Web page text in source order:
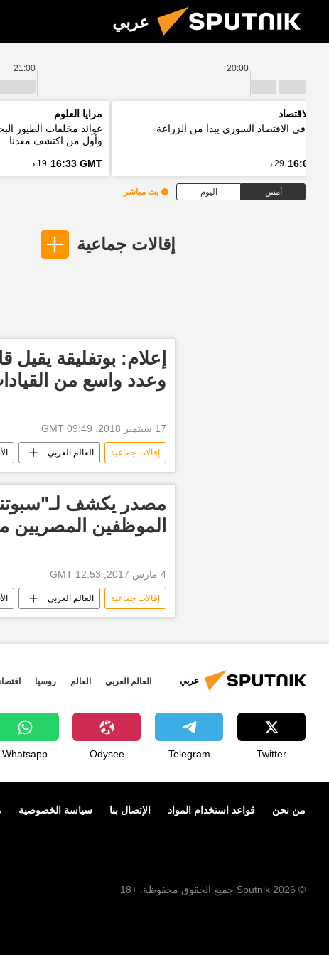
عربي
20:00
21:00
الاقتصاد
تعافي الاقتصاد السوري يبدأ من الزراعة
16:03 29 د
مرايا العلوم
عوائد مخلفات الطيور
وأول من اكتشف معدنا
16:33 GMT 19 د
أمس اليوم بث مباشر
إقالات جماعية
إعلام: بوتفليقة يقيل
وعدد واسع من
17 سبتمبر 2018, 09:49 GMT
إقالات جماعية العالم العربي
مصدر يكشف
الموظفين المصريين
4 مارس 2017, 12:53 GMT
إقالات جماعية العالم العربي
أخبار الخليج جامعة الدول العربية
عربي العالم العربي العالم روسيا
Twitter
Telegram
Odysee
Whatsapp
من نحن قواعد استخدام المواد الإتصال بنا سياسة الخصوصية
© 2026 Sputnik جميع الحقوق محفوظة. +18